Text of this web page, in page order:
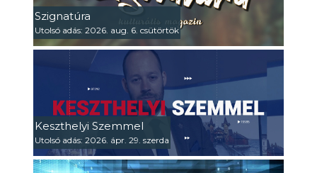
Szignatúra
Utolsó adás: 2026. aug. 6. csütörtök
Keszthelyi Szemmel
Utolsó adás: 2026. ápr. 29. szerda